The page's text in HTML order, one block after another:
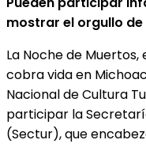
mostrar el orgullo
La Noche de
cobra vida en
Nacional de Cultura
participar la
(Sectur), que